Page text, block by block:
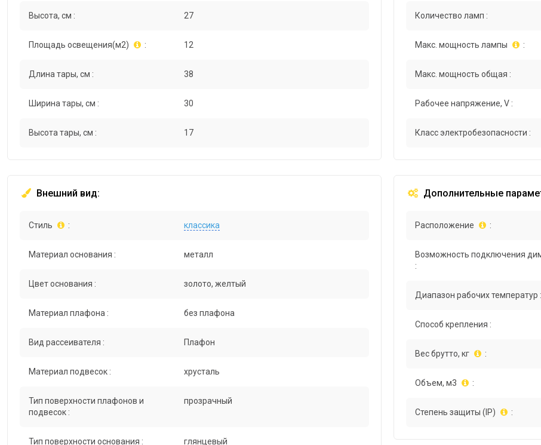
Высота, см : 27
Площадь освещения(м2) : 12
Длина тары, см : 38
Ширина тары, см : 30
Высота тары, см : 17
Количество ламп :
Макс. мощность лампы :
Макс. мощность общая :
Рабочее напряжение, V :
Класс электробезопасности :
Внешний вид:
Стиль : классика
Материал основания : металл
Цвет основания : золото, желтый
Материал плафона : без плафона
Вид рассеивателя : Плафон
Материал подвесок : хрусталь
Тип поверхности плафонов и
подвесок :
прозрачный
Тип поверхности основания : глянцевый
Дополнительные
Расположение :
Возможность подключения
:
Диапазон рабочих температур :
Способ крепления :
Вес брутто, кг :
Объем, м3 :
Степень защиты (IP) :